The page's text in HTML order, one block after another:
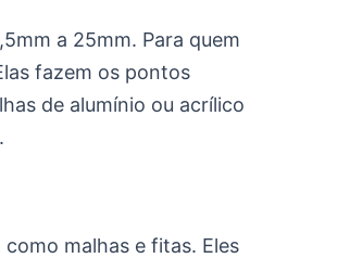
a 25mm. Para quem
fazem os pontos
de alumínio ou acrílico
malhas e fitas. Eles